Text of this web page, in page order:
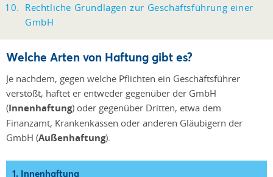
Rechtliche Grundlagen zur Geschäftsführung einer
GmbH
Welche Arten von Haftung gibt es?
Je nachdem, gegen welche Pflichten ein Geschäftsführer
verstößt, haftet er entweder gegenüber der GmbH
(Innenhaftung) oder gegenüber Dritten, etwa dem
Finanzamt, Krankenkassen oder anderen Gläubigern der
GmbH (Außenhaftung).
1. Innenhaftung